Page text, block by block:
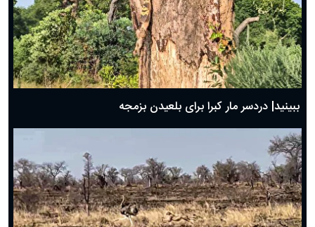
ببینید| دردسر مار کبرا برای بلعیدن بزمجه